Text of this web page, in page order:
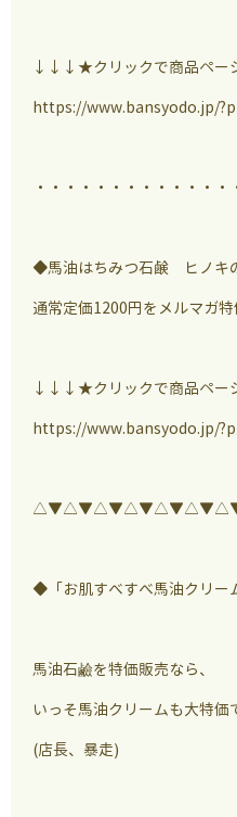
↓↓↓★クリックで商品ペ
https://www.bansyodo.jp/
・・・・・・・・・・・・・
◆馬油はちみつ石鹸 ヒノキ
通常定価1200円をメルマガ
↓ ↓↓★クリックで商品ペ
https://www.bansyodo.jp/
◆「お肌すべすべ馬油クリー
馬油石鹼を特価販売なら、
いっそ馬油クリームも大特価
(店長、暴走)